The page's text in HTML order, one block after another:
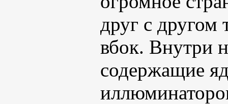
друг с другом
вбок. Внутри
содержащие